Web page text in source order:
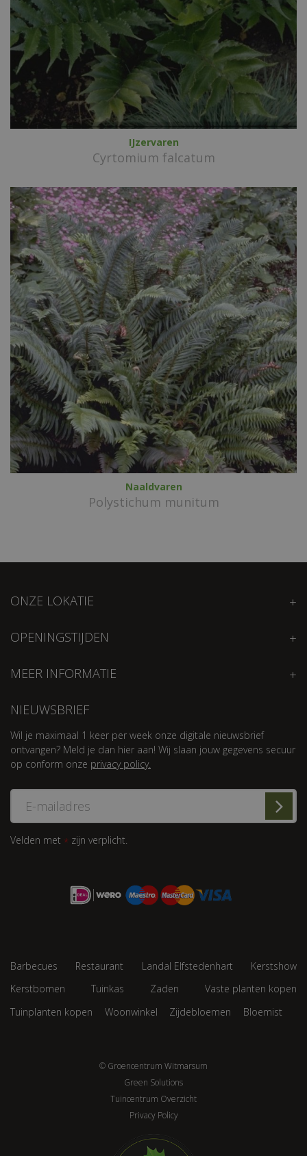
IJzervaren
Cyrtomium falcatum
Naaldvaren
Polystichum munitum
ONZE LOKATIE
OPENINGSTIJDEN
MEER INFORMATIE
NIEUWSBRIEF
Wil je maximaal 1 keer per week onze digitale nieuwsbrief
ontvangen? Meld je dan hier aan! Wij slaan jouw gegevens secuur
op conform onze privacy policy.
Velden met * zijn verplicht.
Barbecues Restaurant Landal Elfstedenhart
Kerstshow
Kerstbomen
Tuinkas Zaden
Vaste planten kopen
Tuinplanten kopen
Woonwinkel Zijdebloemen Bloemist
© Groencentrum Witmarsum
Green Solutions
Tuincentrum Overzicht
Privacy Policy